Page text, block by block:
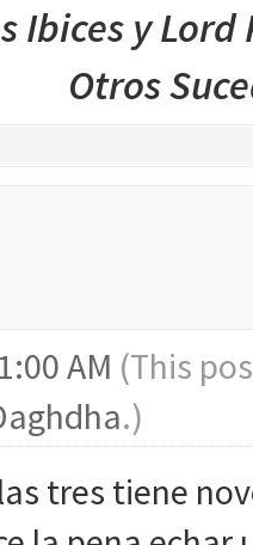
Ibices y
Otros
AM (This
.)
tres tiene